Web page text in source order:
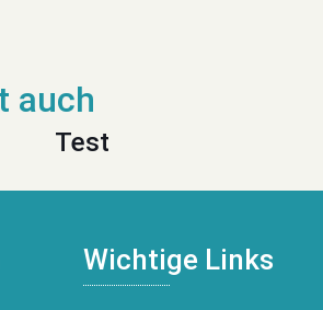
Test
Wichtige Links